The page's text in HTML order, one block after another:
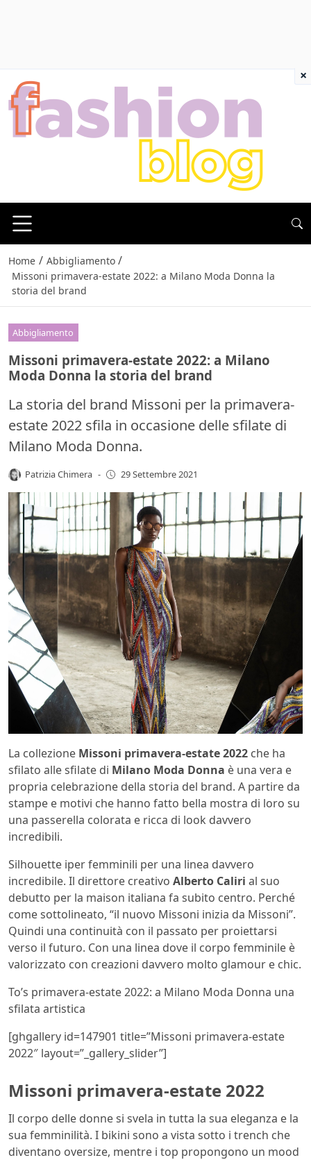
Home / Abbigliamento /
Missoni primavera-estate 2022: a Milano Moda Donna la
storia del brand
Abbigliamento
Missoni primavera-estate 2022: a Milano
Moda Donna la storia del brand
La storia del brand Missoni per la primavera-
estate 2022 sfila in occasione delle sfilate di
Milano Moda Donna.
Patrizia Chimera - 29 Settembre 2021
La collezione Missoni primavera-estate 2022 che ha
sfilato alle sfilate di Milano Moda Donna è una vera e
propria celebrazione della storia del brand. A partire da
stampe e motivi che hanno fatto bella mostra di loro su
una passerella colorata e ricca di look davvero
incredibili.
Silhouette iper femminili per una linea davvero
incredibile. Il direttore creativo Alberto Caliri al suo
debutto per la maison italiana fa subito centro. Perché
come sottolineato, “il nuovo Missoni inizia da Missoni”.
Quindi una continuità con il passato per proiettarsi
verso il futuro. Con una linea dove il corpo femminile è
valorizzato con creazioni davvero molto glamour e chic.
To’s primavera-estate 2022: a Milano Moda Donna una
sfilata artistica
[ghgallery id=147901 title=”Missoni primavera-estate
2022″ layout=”_gallery_slider”]
Missoni primavera-estate 2022
Il corpo delle donne si svela in tutta la sua eleganza e la
sua femminilità. I bikini sono a vista sotto i trench che
diventano oversize, mentre i top propongono un mood
×